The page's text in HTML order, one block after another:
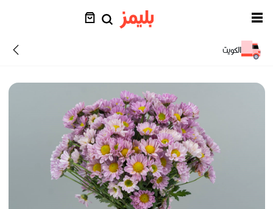
الكويت